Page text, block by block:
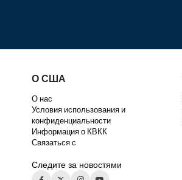
О США
О нас
Условия использования и
конфиденциальности
Информация о КВКК
Связаться с
Следите за новостями